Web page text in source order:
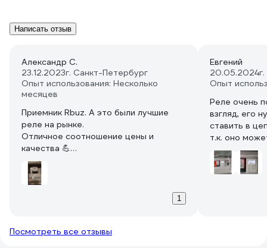
Написать отзыв
Александр С.
23.12.2023г. Санкт-Петербург
Опыт использования: Несколько
месяцев
Приемник Rbuz. А это были лучшие
реле на рынке.
Отличное соотношение цены и
качества 💪
Выглядит отлично, работает на все
деньги!
Легко можно разобрать.
На работе теперь постоянно теперь1
Евгений
20.05.2024
Опыт
Реле очень
взгляд, его
ставить в
т.к. оно
бытовую
чуть менее
Посмотреть все отзывы